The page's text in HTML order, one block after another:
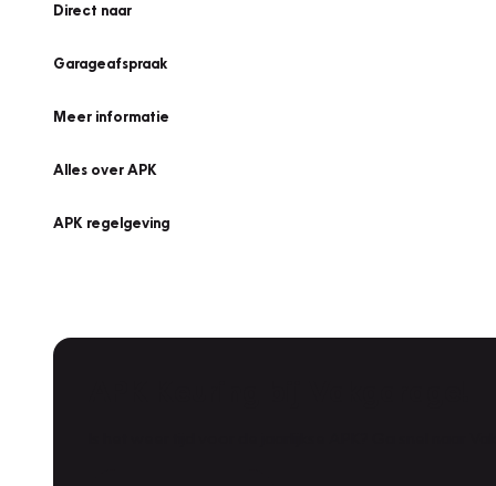
Direct naar
Garageafspraak
Meer informatie
Alles over APK
APK regelgeving